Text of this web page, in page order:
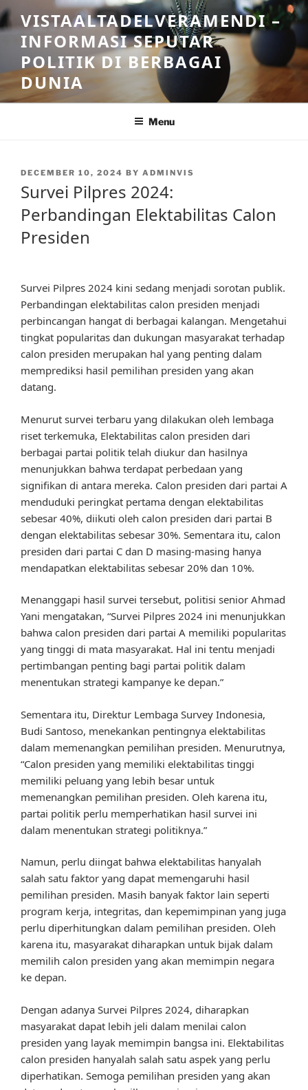
Skip
to
content
VISTAALTADELVERAMENDI –
INFORMASI SEPUTAR
POLITIK DI BERBAGAI
DUNIA
Menu
POSTED
DECEMBER 10, 2024 BY ADMINVIS
Survei Pilpres 2024:
Perbandingan Elektabilitas Calon
Presiden
Survei Pilpres 2024 kini sedang menjadi sorotan publik.
Perbandingan elektabilitas calon presiden menjadi
perbincangan hangat di berbagai kalangan. Mengetahui
tingkat popularitas dan dukungan masyarakat terhadap
calon presiden merupakan hal yang penting dalam
memprediksi hasil pemilihan presiden yang akan
datang.
Menurut survei terbaru yang dilakukan oleh lembaga
riset terkemuka, Elektabilitas calon presiden dari
berbagai partai politik telah diukur dan hasilnya
menunjukkan bahwa terdapat perbedaan yang
signifikan di antara mereka. Calon presiden dari partai A
menduduki peringkat pertama dengan elektabilitas
sebesar 40%, diikuti oleh calon presiden dari partai B
dengan elektabilitas sebesar 30%. Sementara itu, calon
presiden dari partai C dan D masing-masing hanya
mendapatkan elektabilitas sebesar 20% dan 10%.
Menanggapi hasil survei tersebut, politisi senior Ahmad
Yani mengatakan, “Survei Pilpres 2024 ini menunjukkan
bahwa calon presiden dari partai A memiliki popularitas
yang tinggi di mata masyarakat. Hal ini tentu menjadi
pertimbangan penting bagi partai politik dalam
menentukan strategi kampanye ke depan.”
Sementara itu, Direktur Lembaga Survey Indonesia,
Budi Santoso, menekankan pentingnya elektabilitas
dalam memenangkan pemilihan presiden. Menurutnya,
“Calon presiden yang memiliki elektabilitas tinggi
memiliki peluang yang lebih besar untuk
memenangkan pemilihan presiden. Oleh karena itu,
partai politik perlu memperhatikan hasil survei ini
dalam menentukan strategi politiknya.”
Namun, perlu diingat bahwa elektabilitas hanyalah
salah satu faktor yang dapat memengaruhi hasil
pemilihan presiden. Masih banyak faktor lain seperti
program kerja, integritas, dan kepemimpinan yang juga
perlu diperhitungkan dalam pemilihan presiden. Oleh
karena itu, masyarakat diharapkan untuk bijak dalam
memilih calon presiden yang akan memimpin negara
ke depan.
Dengan adanya Survei Pilpres 2024, diharapkan
masyarakat dapat lebih jeli dalam menilai calon
presiden yang layak memimpin bangsa ini. Elektabilitas
calon presiden hanyalah salah satu aspek yang perlu
diperhatikan. Semoga pemilihan presiden yang akan